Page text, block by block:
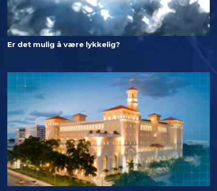
Er det mulig å være lykkelig?